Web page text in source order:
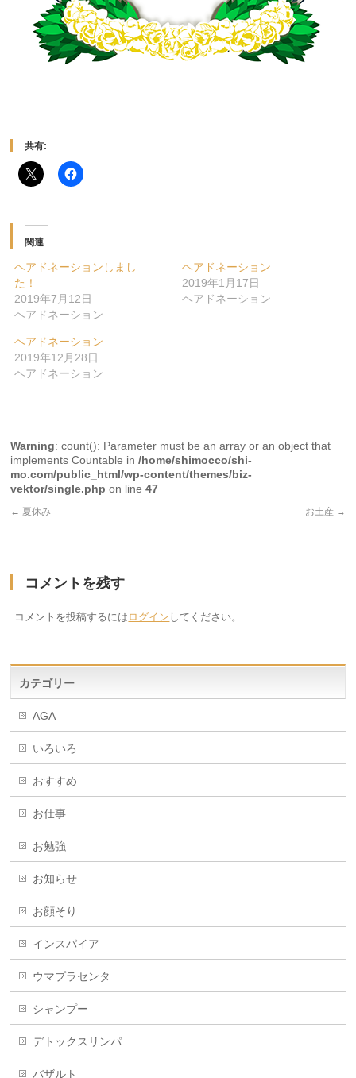
共有:
関連
ヘアドネーションしまし
た！
2019年7月12日
ヘアドネーション
ヘアドネーション
2019年1月17日
ヘアドネーション
ヘアドネーション
2019年12月28日
ヘアドネーション
Warning: count(): Parameter must be an array or an object that
implements Countable in/home/shimocco/shi-
mo.com/public_html/wp-content/themes/biz-
vektor/single.php on line47
← 夏休み お土産 →
コメントを残す
コメントを投稿するには ログイン してください。
カテゴリー
AGA
いろいろ
おすすめ
お仕事
お勉強
お知らせ
お顔そり
インスパイア
ウマプラセンタ
シャンプー
デトックスリンパ
バザルト